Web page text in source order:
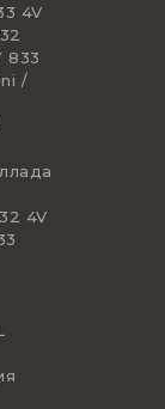
4V
833
/
4V